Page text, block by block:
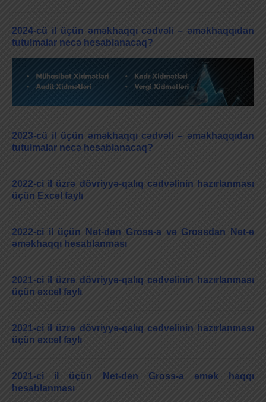
2024-cü il üçün əməkhaqqı cədvəli – əməkhaqqıdan
tutulmalar necə hesablanacaq?
2023-cü il üçün əməkhaqqı cədvəli – əməkhaqqıdan
tutulmalar necə hesablanacaq?
2022-ci il üzrə dövriyyə-qalıq cədvəlinin hazırlanması
üçün Excel faylı
2022-ci il üçün Net-dən Gross-a və Grossdan Net-ə
əməkhaqqı hesablanması
2021-ci il üzrə dövriyyə-qalıq cədvəlinin hazırlanması
üçün excel faylı
2021-ci il üzrə dövriyyə-qalıq cədvəlinin hazırlanması
üçün excel faylı
2021-ci il üçün Net-dən Gross-a əmək haqqı
hesablanması